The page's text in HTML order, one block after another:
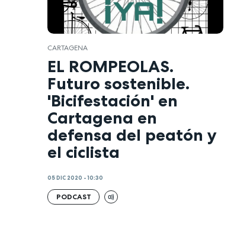
CARTAGENA
EL ROMPEOLAS.
Futuro sostenible.
'Bicifestación' en
Cartagena en
defensa del peatón y
el ciclista
05 DIC 2020 - 10:30
PODCAST